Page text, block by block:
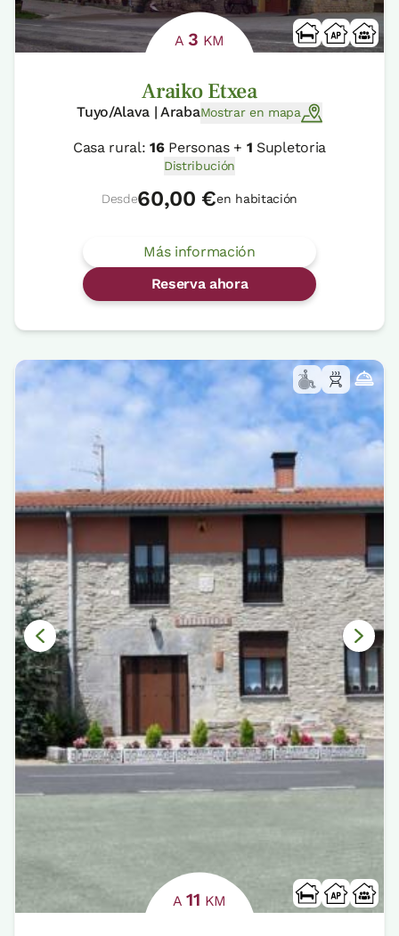
A 3 KM
Araiko Etxea
Tuyo/Alava | ArabaMostrar en mapa
Casa rural:16Personas + 1 Supletoria
Distribución
Desde60,00 €en habitación
Más información
Reserva ahora
A11 KM